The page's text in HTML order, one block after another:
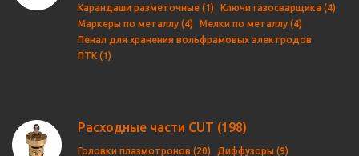
Карандаши разметочные (1)
Ключи газосварщика (4)
Маркеры по металлу (4)
Мелки по металлу (4)
Пенал для хранения вольфрамовых электродов
ПТК (1)
Расходные части CUT (198)
Головки плазмотронов (20)
Диффузоры (9)